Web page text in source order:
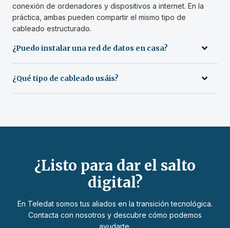
conexión de ordenadores y dispositivos a internet. En la
práctica, ambas pueden compartir el mismo tipo de
cableado estructurado.
¿Puedo instalar una red de datos en casa?
¿Qué tipo de cableado usáis?
¿Listo para dar el salto
digital?
En Teledat somos tus aliados en la transición tecnológica.
Contacta con nosotros y descubre cómo podemos
ayudarte.